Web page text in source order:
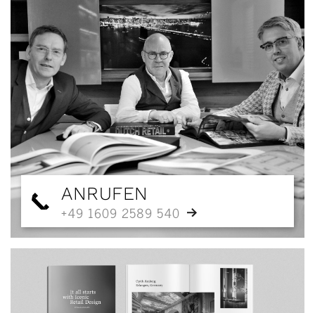
ANRUFEN
+49 1609 2589 540